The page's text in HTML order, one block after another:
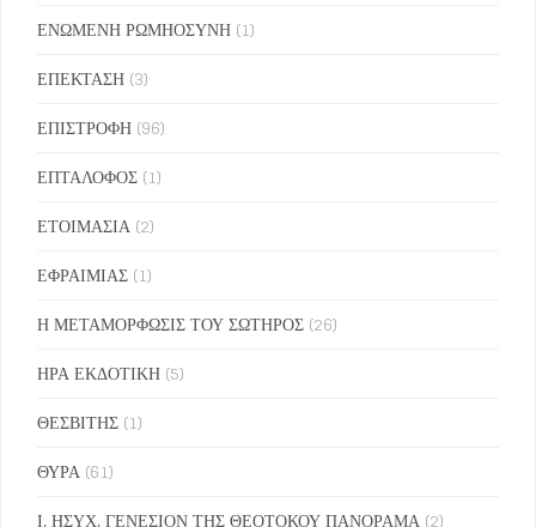
ΕΝΩΜΕΝΗ ΡΩΜΗΟΣΥΝΗ (1)
ΕΠΕΚΤΑΣΗ (3)
ΕΠΙΣΤΡΟΦΗ (96)
ΕΠΤΑΛΟΦΟΣ (1)
ΕΤΟΙΜΑΣΙΑ (2)
ΕΦΡΑΙΜΙΑΣ (1)
Η ΜΕΤΑΜΟΡΦΩΣΙΣ ΤΟΥ ΣΩΤΗΡΟΣ (26)
ΗΡΑ ΕΚΔΟΤΙΚΗ (5)
ΘΕΣΒΙΤΗΣ (1)
ΘΥΡΑ (61)
Ι. ΗΣΥΧ. ΓΕΝΕΣΙΟΝ ΤΗΣ ΘΕΟΤΟΚΟΥ ΠΑΝΟΡΑΜΑ (2)